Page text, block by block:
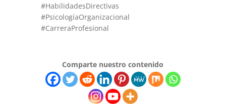
#HabilidadesDirectivas
#PsicologíaOrganizacional
#CarreraProfesional
Comparte nuestro contenido